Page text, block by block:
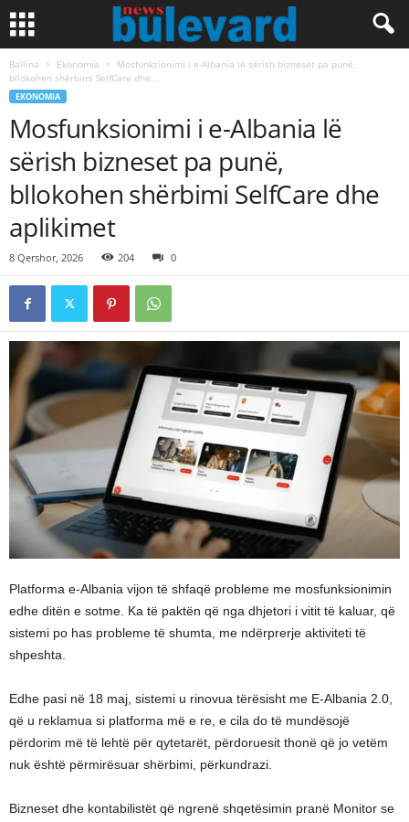
Ballina Ekonomia
Mosfunksionimi i e-Albania lë sërish bizneset pa punë,
bllokohen shërbimi SelfCare dhe...
EKONOMIA
Mosfunksionimi i e-Albania lë
sërish bizneset pa punë,
bllokohen shërbimi SelfCare dhe
aplikimet
8 Qershor, 2026 204 0
Platforma e-Albania vijon të shfaqë probleme me mosfunksionimin
edhe ditën e sotme. Ka të paktën që nga dhjetori i vitit të kaluar, që
sistemi po has probleme të shumta, me ndërprerje aktiviteti të
shpeshta.
Edhe pasi në 18 maj, sistemi u rinovua tërësisht me E-Albania 2.0,
që u reklamua si platforma më e re, e cila do të mundësojë
përdorim më të lehtë për qytetarët, përdoruesit thonë që jo vetëm
nuk është përmirësuar shërbimi, përkundrazi.
Bizneset dhe kontabilistët që ngrenë shqetësimin pranë Monitor se